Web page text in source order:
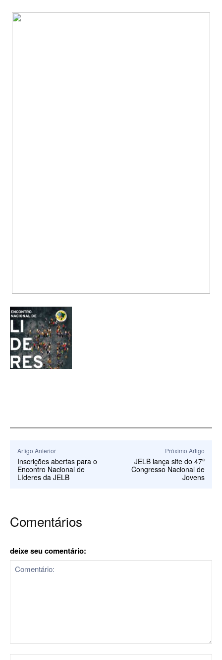
Artigo Anterior
Inscrições abertas para o
Encontro Nacional de
Líderes da JELB
Próximo Artigo
JELB lança site do 47º
Congresso Nacional de
Jovens
Comentários
deixe seu comentário: